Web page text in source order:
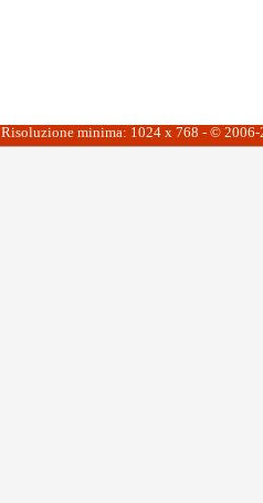
Risoluzione minima: 1024 x 768 - ©